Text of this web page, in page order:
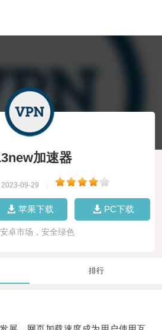
加速器
2023-09-29
苹果下载 PC下载
安卓市场，安全绿色
排行